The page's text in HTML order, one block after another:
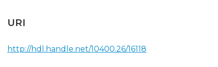
URI
http://hdl.handle.net/10400.26/16118